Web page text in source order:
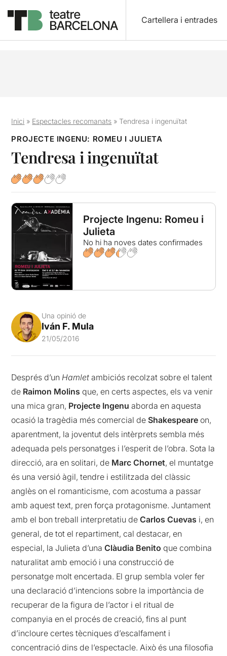
Cartellera i entrades
Inici » Espectacles recomanats »Tendresa i ingenuïtat
PROJECTE INGENU: ROMEU I JULIETA
Tendresa i ingenuïtat
Projecte Ingenu: Romeu i
Julieta
No hi ha noves dates confirmades
Una opinió de
Iván F. Mula
21/05/2016
Després d’unHamletambiciós recolzat sobre el talent
de Raimon Molins que, en certs aspectes, els va venir
una mica gran, Projecte Ingenu aborda en aquesta
ocasió la tragèdia més comercial deShakespeare on,
aparentment, la joventut dels intèrprets sembla més
adequada pels personatges i l’esperit de l’obra. Sota la
direcció, ara en solitari, de Marc Chornet, el muntatge
és una versió àgil, tendre i estilitzada del clàssic
anglès on el romanticisme, com acostuma a passar
amb aquest text, pren força protagonisme. Juntament
amb el bon treball interpretatiu deCarlos Cuevas i, en
general, de tot el repartiment, cal destacar, en
especial, la Julieta d’unaClàudia Benito que combina
naturalitat amb emoció i una construcció de
personatge molt encertada. El grup sembla voler fer
una declaració d’intencions sobre la importància de
recuperar de la figura de l’actor i el ritual de
companyia en el procés de creació, fins al punt
d’incloure certes tècniques d’escalfament i
concentració dins de l’espectacle. Això és una filosofia